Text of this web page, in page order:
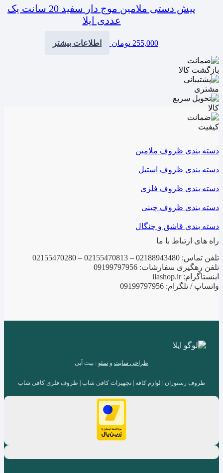
پیش دستی ملامین موج دار سفید 20 سانت یک
عددی ایلا
255,000 تومان اطلاعات بیشتر
دسته بندی ظروف ملامین
دسته بندی ظروف استیل
دسته بندی ظروف فلزی
دسته بندی ظروف چینی
دسته بندی قاشق و چنگال
راه های ارتباط با ما
تلفن تماس: 02188943480 – 02155470813 – 02155470280
تلفن رهگیری سفارشات: 09199797956
اینستاگرام: ilashop.ir
واتساپ / تلگرام: 09199797956
طراحی سایت و سئو : بیت آبی
ظروف رستوران | لوازم کافه | تجهیزات کافی شاپ | ظروف فلزی کافی شاپ